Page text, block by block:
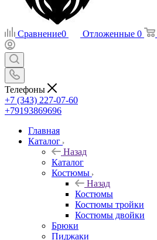
Сравнение0 Отложенные 0
Телефоны
+7 (343) 227-07-60
+79193869696
Главная
Каталог
Назад
Каталог
Костюмы
Назад
Костюмы
Костюмы тройки
Костюмы двойки
Брюки
Пиджаки